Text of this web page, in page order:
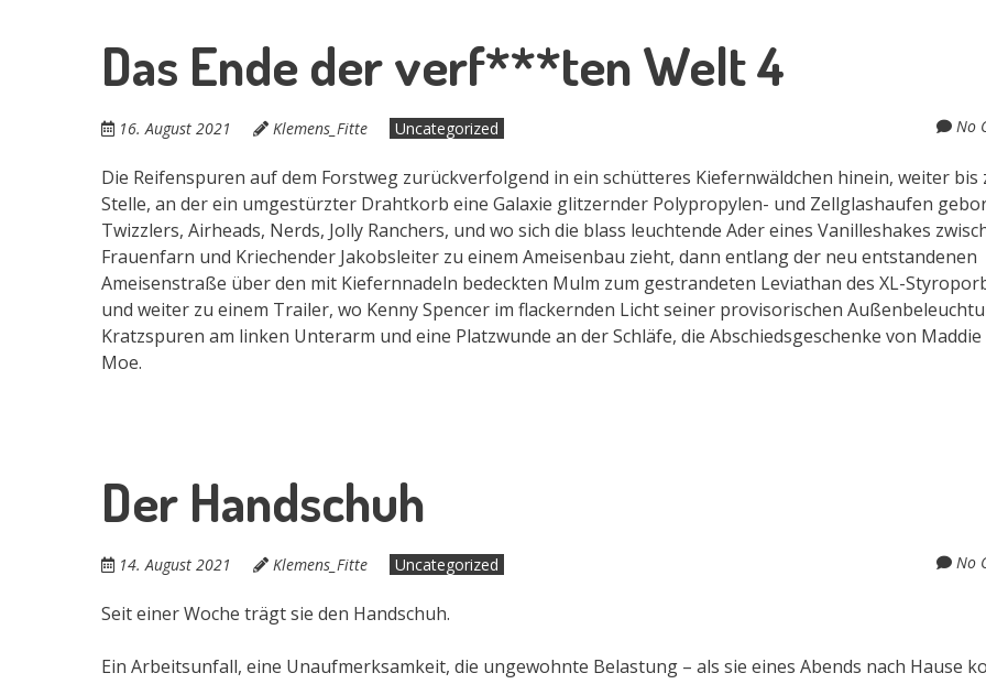
Das Ende der verf***ten Welt 4
16. August 2021 Klemens_Fitte Uncategorized No
Die Reifenspuren auf dem Forstweg zurückverfolgend in ein schütteres Kiefernwäldchen hinein, weiter bis
Stelle, an der ein umgestürzter Drahtkorb eine Galaxie glitzernder Polypropylen- und Zellglashaufen
Twizzlers, Airheads, Nerds, Jolly Ranchers, und wo sich die blass leuchtende Ader eines Vanilleshakes
Frauenfarn und Kriechender Jakobsleiter zu einem Ameisenbau zieht, dann entlang der neu entstandenen
Ameisenstraße über den mit Kiefernnadeln bedeckten Mulm zum gestrandeten Leviathan des XL-
und weiter zu einem Trailer, wo Kenny Spencer im flackernden Licht seiner provisorischen
Kratzspuren am linken Unterarm und eine Platzwunde an der Schläfe, die Abschiedsgeschenke von Maddie
Moe.
Der Handschuh
14. August 2021 Klemens_Fitte Uncategorized No
Seit einer Woche trägt sie den Handschuh.
Ein Arbeitsunfall, eine Unaufmerksamkeit, die ungewohnte Belastung – als sie eines Abends nach Hause